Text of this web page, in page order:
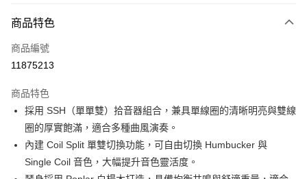
3 期 0 利率 每期
合作金庫商業銀行
上海商業儲蓄銀行
臺灣中小企業銀行
匯豐（台灣）商業銀行
華泰商業銀行
聯邦商業銀行
遠東國際商業銀行
元大商業銀行
永豐商業銀行
玉山商業銀行
星展（台灣）商業銀行
合作金庫商業銀行
上海商業儲蓄銀行
國泰世華商業銀行
兆豐國際商業銀行
匯豐（台灣）商業銀行
華泰商業銀行
聯邦商業銀行
遠東國際商業銀行
元大商業銀行
永豐商業銀行
玉山商業銀行
星展（台灣）商業銀行
LINE Pay
Apple Pay
街口支付
悠遊付
全盈+PAY
商品特色
商品編號
11875213
商品特色
採用 SSH（單單雙）拾音器組合，兼具單線圈的清晰明亮與雙線
圈的厚實飽滿，適合多種曲風演奏。
內建 Coil Split 單雙切換功能，可自由切換 Humbucker 與
Single Coil 音色，大幅提升音色靈活度。